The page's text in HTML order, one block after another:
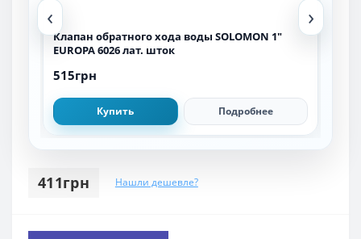
‹
Клапан обратного хода воды SOLOMON 1″
EUROPA 6026 лат. шток
515грн
Купить Подробнее
›
411грн Нашли дешевле?